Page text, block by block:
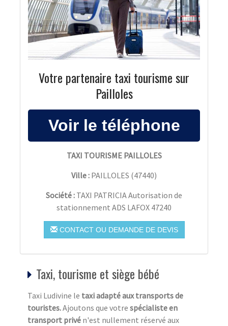
Votre partenaire taxi tourisme sur
Pailloles
TAXI TOURISME PAILLOLES
Ville : PAILLOLES (47440)
Société : TAXI PATRICIA Autorisation de
stationnement ADS LAFOX 47240
CONTACT OU DEMANDE DE DEVIS
Taxi, tourisme et siège bébé
Taxi Ludivine le taxi adapté aux transports de
touristes.Ajoutons que votre spécialiste en
transport privé n'est nullement réservé aux